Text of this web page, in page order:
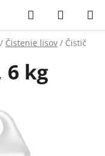
Hľadať
KOŠÍK
/ Čistenie lisov / Čistič
6 kg